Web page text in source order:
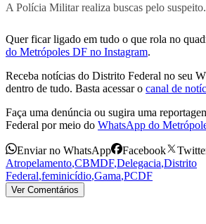
A Polícia Militar realiza buscas pelo suspeito.
Quer ficar ligado em tudo o que rola no
do Metrópoles DF no Instagram.
Receba notícias do Distrito Federal no seu
dentro de tudo. Basta acessar o canal de
Faça uma denúncia ou sugira uma
Federal por meio do WhatsApp do
Enviar no WhatsApp Facebook
Atropelamento,CBMDF,Delegacia,Distrito
Federal,feminicídio,Gama,PCDF
Ver Comentários